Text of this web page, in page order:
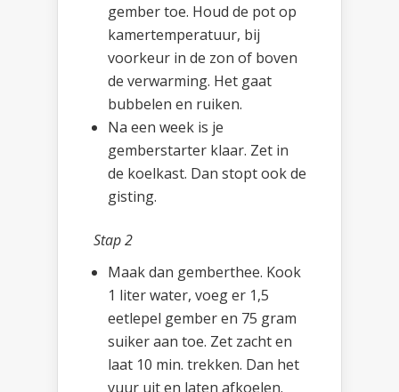
gember toe. Houd de pot op
kamertemperatuur, bij
voorkeur in de zon of boven
de verwarming. Het gaat
bubbelen en ruiken.
Na een week is je
gemberstarter klaar. Zet in
de koelkast. Dan stopt ook de
gisting.
Stap 2
Maak dan gemberthee. Kook
1 liter water, voeg er 1,5
eetlepel gember en 75 gram
suiker aan toe. Zet zacht en
laat 10 min. trekken. Dan het
vuur uit en laten afkoelen.